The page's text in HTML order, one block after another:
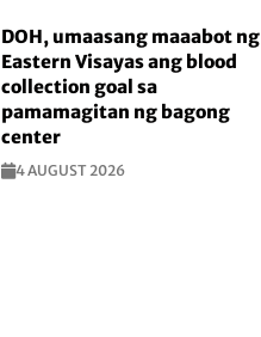
DOH, umaasang maaabot ng
Eastern Visayas ang blood
collection goal sa
pamamagitan ng bagong
center
4 AUGUST 2026